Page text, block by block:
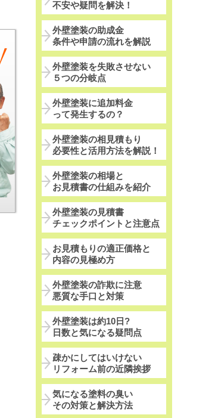
不安や疑問を解決！
外壁塗装の助成金
条件や申請の流れを解説
外壁塗装を失敗させない
５つの分岐点
外壁塗装に追加料金
って発生するの？
外壁塗装の相見積もり
必要性と活用方法を解説！
外壁塗装の相場と
お見積書の仕組みを紹介
外壁塗装の見積書
チェックポイントと注意点
お見積もりの適正価格と
内容の見極め方
外壁塗装の詐欺に注意
悪質な手口と対策
外壁塗装は約10日?
日数と気になる疑問点
疎かにしてはいけない
リフォーム前の近隣挨拶
気になる塗料の臭い
その対策と解決方法